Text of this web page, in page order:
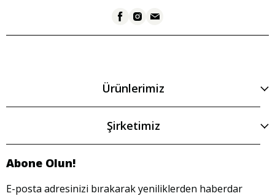
Ürünlerimiz
Şirketimiz
Abone Olun!
E-posta adresinizi bırakarak yeniliklerden haberdar